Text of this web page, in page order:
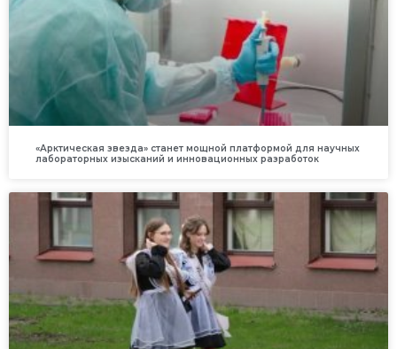
«Арктическая звезда» станет мощной платформой для научных
лабораторных изысканий и инновационных разработок